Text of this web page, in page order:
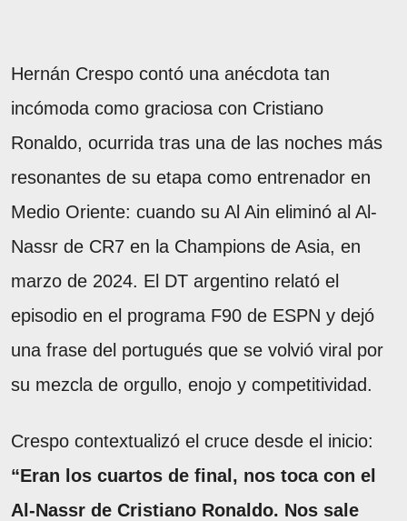
Hernán Crespo contó una anécdota tan
incómoda como graciosa con Cristiano
Ronaldo, ocurrida tras una de las noches más
resonantes de su etapa como entrenador en
Medio Oriente: cuando su Al Ain eliminó al Al-
Nassr de CR7 en la Champions de Asia, en
marzo de 2024. El DT argentino relató el
episodio en el programa F90 de ESPN y dejó
una frase del portugués que se volvió viral por
su mezcla de orgullo, enojo y competitividad.
Crespo contextualizó el cruce desde el inicio:
“Eran los cuartos de final, nos toca con el
Al-Nassr de Cristiano Ronaldo. Nos sale